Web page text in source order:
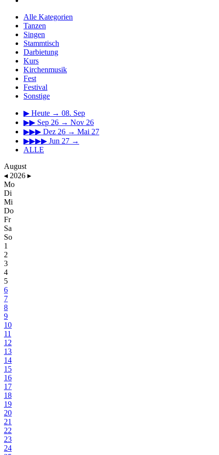
Alle Kategorien
Tanzen
Singen
Stammtisch
Darbietung
Kurs
Kirchenmusik
Fest
Festival
Sonstige
▶ Heute → 08. Sep
▶▶ Sep 26 → Nov 26
▶▶▶ Dez 26 → Mai 27
▶▶▶▶ Jun 27 →
ALLE
August
◂ 2026 ▸
Mo
Di
Mi
Do
Fr
Sa
So
1
2
3
4
5
6
7
8
9
10
11
12
13
14
15
16
17
18
19
20
21
22
23
24